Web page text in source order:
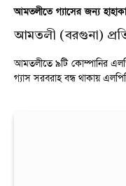
আমতলীতে গ্যাসের জন্য
আমতলী (বরগুনা)
আমতলীতে ৯টি কোম্পানির
গ্যাস সরবরাহ বন্ধ থাকায়